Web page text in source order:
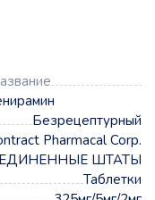
Безрецептурный
Pharmacal Corp.
ШТАТЫ
Таблетки